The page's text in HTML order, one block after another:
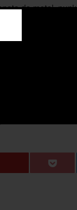
da metal,
(il nucleo,
Peppers del
e canzoni
perché sono
a quella
ora funk ora
equilibrato
e divertire.